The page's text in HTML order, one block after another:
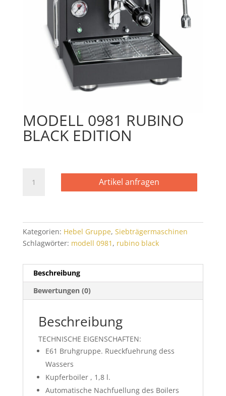
MODELL 0981 RUBINO
BLACK EDITION
0981
EDITION
Menge
Artikel anfragen
Kategorien: Hebel Gruppe, Siebträgermaschinen
Schlagwörter: modell 0981 , rubino black
Beschreibung
Bewertungen (0)
Beschreibung
TECHNISCHE EIGENSCHAFTEN:
E61 Bruhgruppe. Rueckfuehrung dess
Wassers
Kupferboiler , 1,8 l.
Automatische Nachfuellung des Boilers